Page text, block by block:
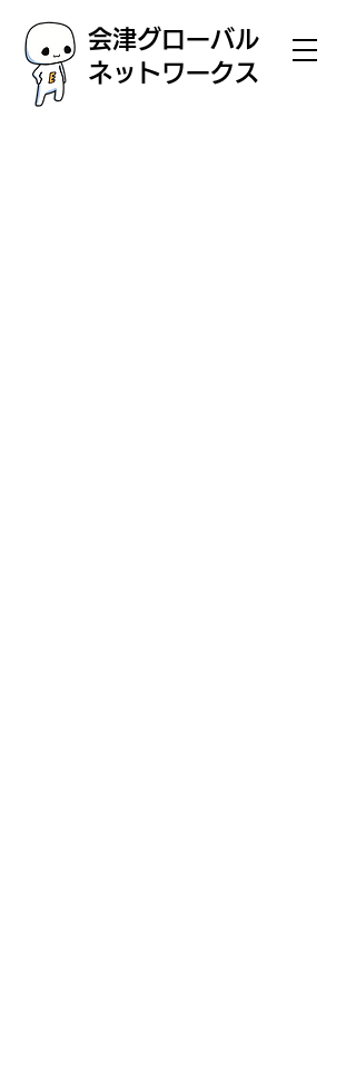
会津グローバル
ネットワークス